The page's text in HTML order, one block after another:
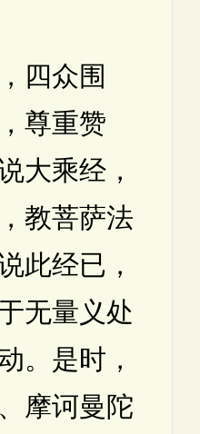
众围
尊重赞
大乘经，
教菩萨法
此经已，
无量义处
。是时，
摩诃曼陀